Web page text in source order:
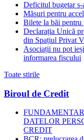
Deficitul bugetar
Măsuri pentru
Bilete la băi
Declarația Unică
din Spațiul Privat
Asociații nu pot
informarea fiscului
Toate stirile
Biroul de Credit
DATELOR
CREDIT